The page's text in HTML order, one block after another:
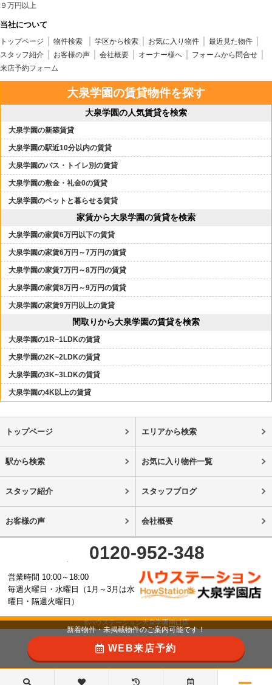
９万円以上
当社について
トップページ 物件検索 学区から検索 お気に入り物件
最近見た物件
スタッフ紹介
お客様の声 会社概要 オーナー様へ
フォームから問合せ
来店予約フォーム
大泉学園の賃貸物件を探す
大泉学園の人気賃貸を検索
大泉学園の新築賃貸
大泉学園の駅近10分以内の賃貸
大泉学園のバス・トイレ別の賃貸
大泉学園の敷金・礼金0の賃貸
大泉学園のペットと暮らせる賃貸
家賃から大泉学園の賃貸を検索
大泉学園の家賃6万円以下の賃貸
大泉学園の家賃6万円～7万円の賃貸
大泉学園の家賃7万円～8万円の賃貸
大泉学園の家賃8万円～9万円の賃貸
大泉学園の家賃9万円以上の賃貸
間取りから大泉学園の賃貸を検索
大泉学園の1R~1LDKの賃貸
大泉学園の2K~2LDKの賃貸
大泉学園の3K~3LDKの賃貸
大泉学園の4K以上の賃貸
トップページ エリアから検索
駅から検索 お気に入り物件一覧
スタッフ紹介 スタッフブログ
お客様の声 会社概要
0120-952-348
営業時間 10:00～18:00
毎週火曜日・水曜日（1月～3月は水
曜日・隔週火曜日）
©ハウステーション大泉学園南口店
新着物件・未掲載物件のご案内可能です！
WEB来店予約